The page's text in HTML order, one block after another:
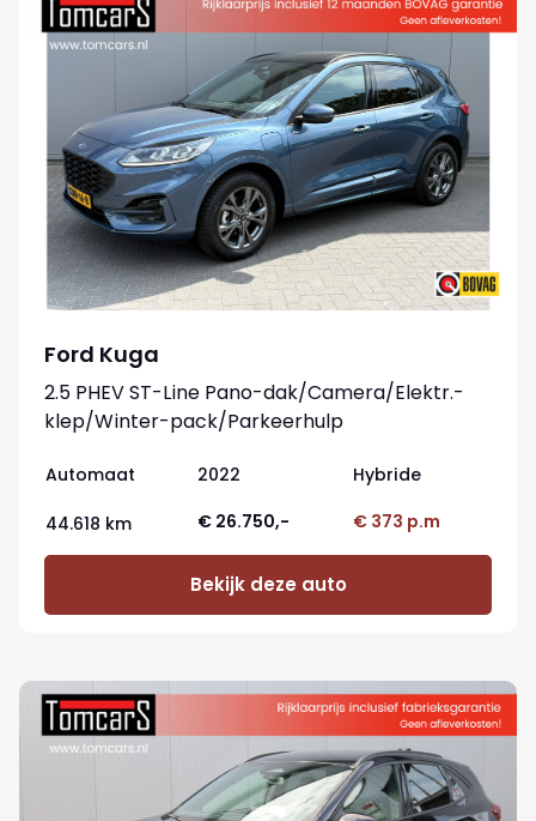
Ford Kuga
2.5 PHEV ST-Line Pano-dak/Camera/Elektr.-
klep/Winter-pack/Parkeerhulp
Automaat 2022 Hybride
44.618 km € 26.750,- € 373 p.m
Bekijk deze auto